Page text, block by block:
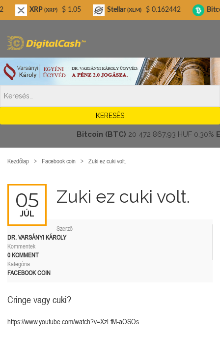
Bitcoin (BTC)20 472 867,93 HUF0,30%
Kezdőlap Facebook coin Zuki ez cuki volt.
05
JÚL
Zuki ez cuki volt.
Szerző
DR. VARSÁNYI KÁROLY
Kommentek
0 KOMMENT
Kategória
FACEBOOK COIN
Cringe vagy cuki?
https://www.youtube.com/watch?v=XzLfM-aOSOs
XRP (XRP) $ 1.05 Stellar(XLM) $ 0.162442 Bitcoin Cash
Digitalcash.hu